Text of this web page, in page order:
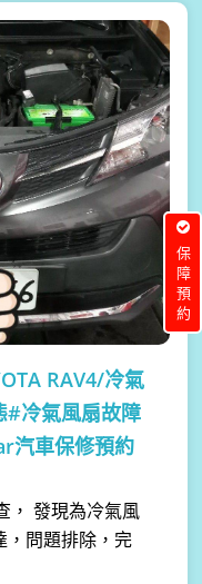
RAV4/冷氣
#冷氣風扇故障
汽車保修預約
， 發現為冷氣風
，問題排除，完
保障預約